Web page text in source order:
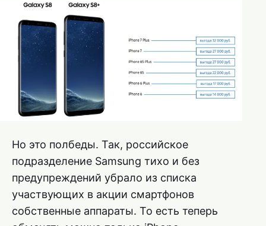
Но это полбеды. Так, российское
подразделение Samsung тихо и без
предупреждений убрало из списка
участвующих в акции смартфонов
собственные аппараты. То есть теперь